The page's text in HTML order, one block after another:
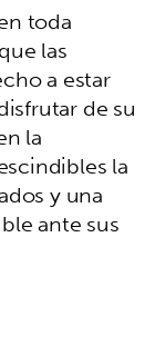
toda
las
a estar
de su
la
la
y una
ante sus